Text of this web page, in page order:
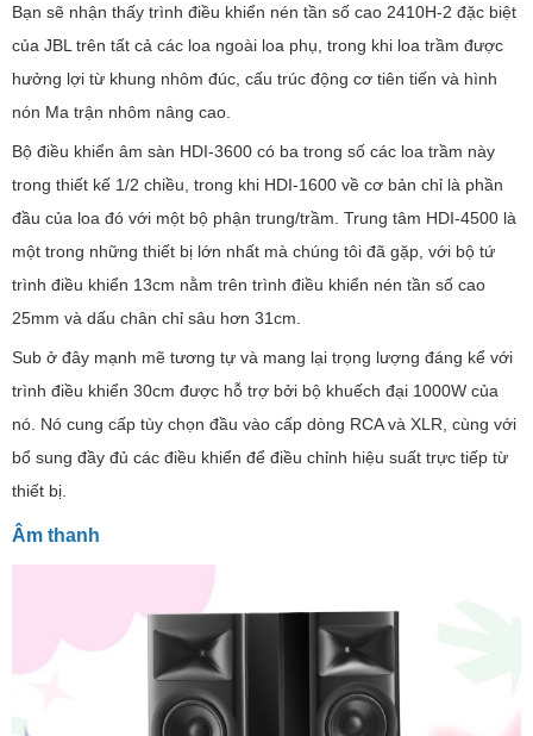
Bạn sẽ nhận thấy trình điều khiển nén tần số cao 2410H-2 đặc biệt
của JBL trên tất cả các loa ngoài loa phụ, trong khi loa trầm được
hưởng lợi từ khung nhôm đúc, cấu trúc động cơ tiên tiến và hình
nón Ma trận nhôm nâng cao.
Bộ điều khiển âm sàn HDI-3600 có ba trong số các loa trầm này
trong thiết kế 1/2 chiều, trong khi HDI-1600 về cơ bản chỉ là phần
đầu của loa đó với một bộ phận trung/trầm. Trung tâm HDI-4500 là
một trong những thiết bị lớn nhất mà chúng tôi đã gặp, với bộ tứ
trình điều khiển 13cm nằm trên trình điều khiển nén tần số cao
25mm và dấu chân chỉ sâu hơn 31cm.
Sub ở đây mạnh mẽ tương tự và mang lại trọng lượng đáng kể với
trình điều khiển 30cm được hỗ trợ bởi bộ khuếch đại 1000W của
nó. Nó cung cấp tùy chọn đầu vào cấp dòng RCA và XLR, cùng với
bổ sung đầy đủ các điều khiển để điều chỉnh hiệu suất trực tiếp từ
thiết bị.
Âm thanh